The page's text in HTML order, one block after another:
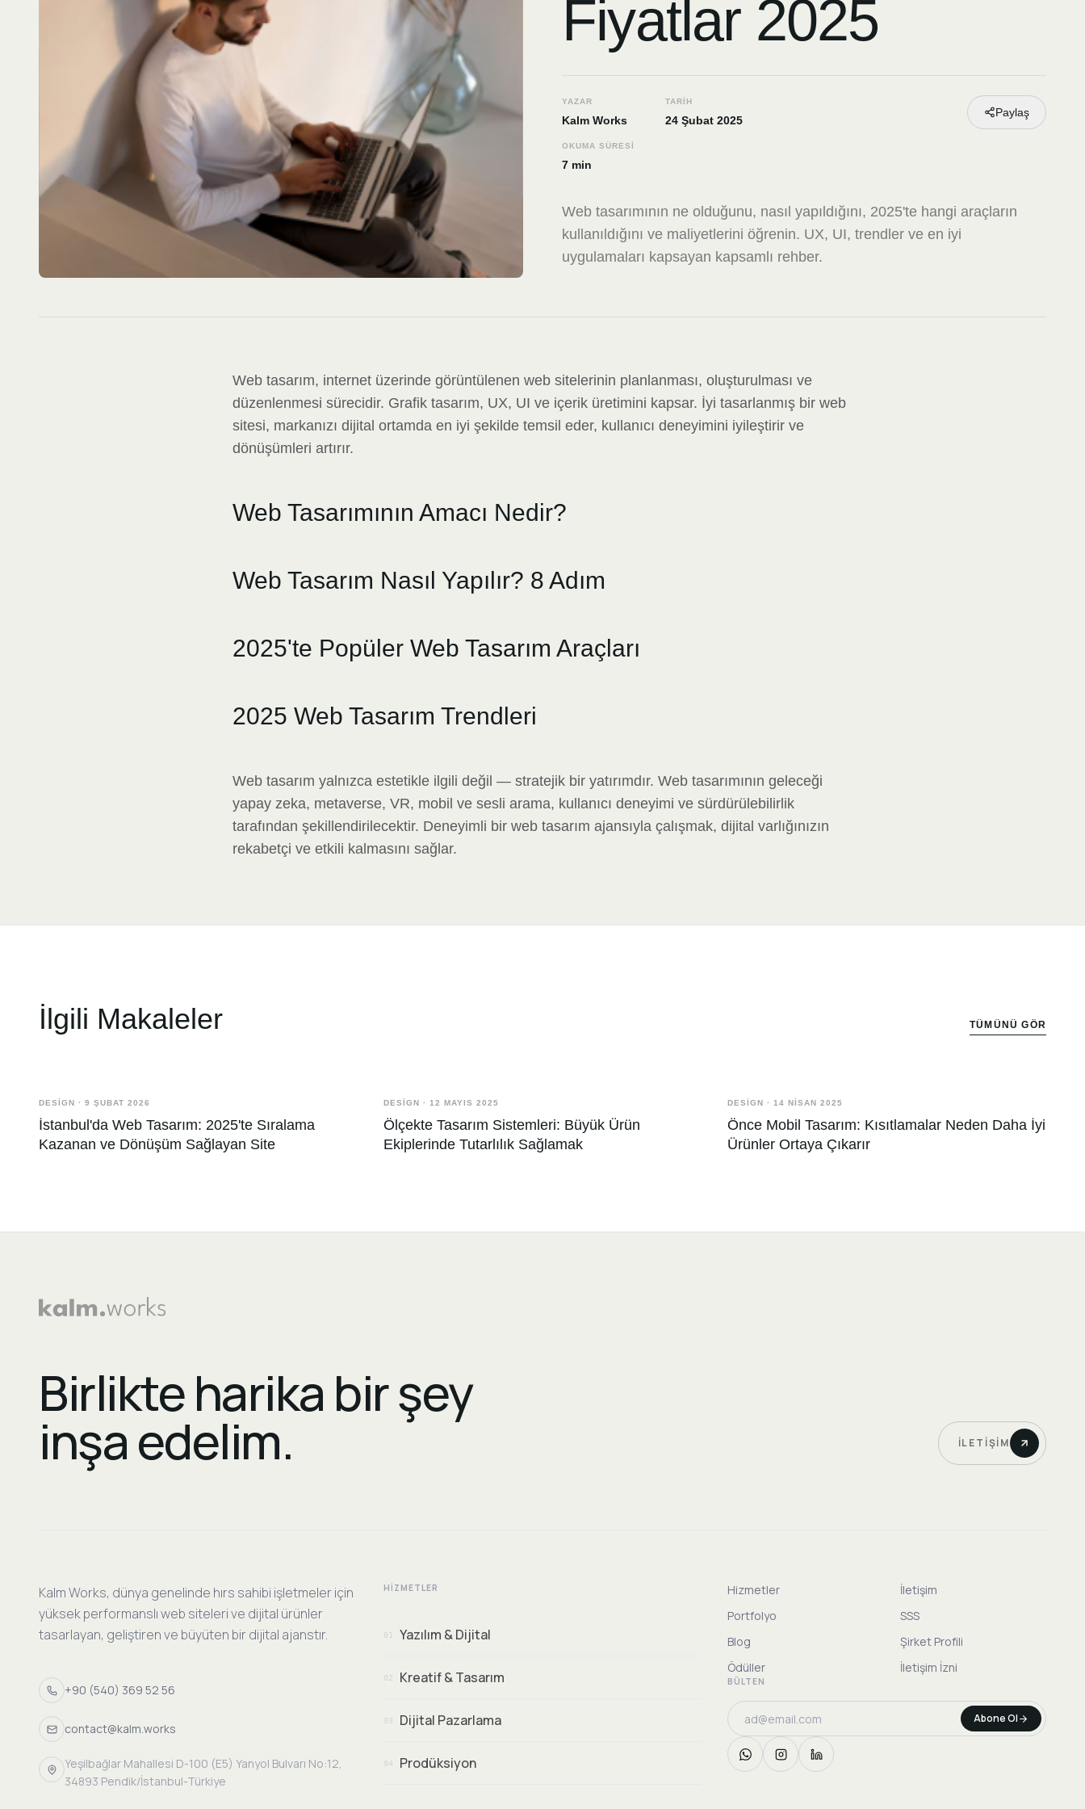
Fiyatlar 2025
YAZAR
Kalm Works
TARIH
24 Şubat 2025
OKUMA SÜRESI
7 min
Paylaş
Web tasarımının ne olduğunu, nasıl yapıldığını, 2025'te hangi araçların
kullanıldığını ve maliyetlerini öğrenin. UX, UI, trendler ve en iyi
uygulamaları kapsayan kapsamlı rehber.
Web tasarım, internet üzerinde görüntülenen web sitelerinin planlanması, oluşturulması ve
düzenlenmesi sürecidir. Grafik tasarım, UX, UI ve içerik üretimini kapsar. İyi tasarlanmış bir web
sitesi, markanızı dijital ortamda en iyi şekilde temsil eder, kullanıcı deneyimini iyileştirir ve
dönüşümleri artırır.
Web Tasarımının Amacı Nedir?
Web Tasarım Nasıl Yapılır? 8 Adım
2025'te Popüler Web Tasarım Araçları
2025 Web Tasarım Trendleri
Web tasarım yalnızca estetikle ilgili değil — stratejik bir yatırımdır. Web tasarımının geleceği
yapay zeka, metaverse, VR, mobil ve sesli arama, kullanıcı deneyimi ve sürdürülebilirlik
tarafından şekillendirilecektir. Deneyimli bir web tasarım ajansıyla çalışmak, dijital varlığınızın
rekabetçi ve etkili kalmasını sağlar.
İlgili Makaleler TÜMÜNÜ GÖR
DESIGN · 9 ŞUBAT 2026
İstanbul'da Web Tasarım: 2025'te Sıralama
Kazanan ve Dönüşüm Sağlayan Site
DESIGN · 12 MAYIS 2025
Ölçekte Tasarım Sistemleri: Büyük Ürün
Ekiplerinde Tutarlılık Sağlamak
DESIGN ·14 NISAN 2025
Önce Mobil Tasarım: Kısıtlamalar Neden Daha İyi
Ürünler Ortaya Çıkarır
Birlikte harika bir şey
inşa edelim. İLETIŞIM
Kalm Works, dünya genelinde hırs sahibi işletmeler için
yüksek performanslı web siteleri ve dijital ürünler
tasarlayan, geliştiren ve büyüten bir dijital ajanstır.
+90 (540) 369 52 56
contact@kalm.works
Yeşilbağlar Mahallesi D-100 (E5) Yanyol Bulvarı No:12,
34893 Pendik/İstanbul-Türkiye
HIZMETLER
01 Yazılım & Dijital
02 Kreatif & Tasarım
03 Dijital Pazarlama
04 Prodüksiyon
Hizmetler
İletişim
Portfolyo
SSS
Blog
Şirket Profili
Ödüller
İletişim İzni
BÜLTEN
Abone Ol